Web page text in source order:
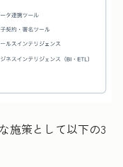
施策として以下の3